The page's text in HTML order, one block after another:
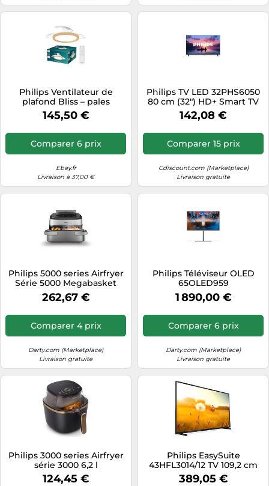
Philips Ventilateur de
plafond Bliss – pales
rétractables, Ø106 cm, bois,
LED, télécommande
145,50 €
Comparer 6 prix
Ebay.fr
Livraison à 37,00 €
Philips TV LED 32PHS6050
80 cm (32") HD+ Smart TV
Wi‑Fi 2025
142,08 €
Comparer 15 prix
Cdiscount.com (Marketplace)
Livraison gratuite
Philips 5000 series Airfryer
Série 5000 Megabasket
avec vapeur
262,67 €
Comparer 4 prix
Darty.com (Marketplace)
Livraison gratuite
Philips Téléviseur OLED
65OLED959
1 890,00 €
Comparer 6 prix
Darty.com (Marketplace)
Livraison gratuite
Philips 3000 series Airfryer
série 3000 6,2 l
124,45 €
Philips EasySuite
43HFL3014/12 TV 109,2 cm
(43") Full HD Noir 250 cd/m²
389,05 €